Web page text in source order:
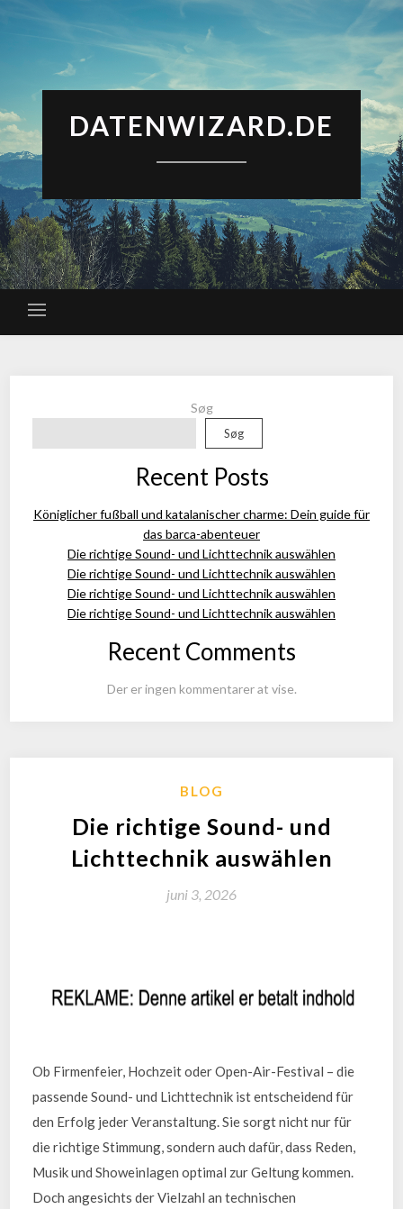
DATENWIZARD.DE
Søg
Søg
Recent Posts
Königlicher fußball und katalanischer charme: Dein guide für
das barca-abenteuer
Die richtige Sound- und Lichttechnik auswählen
Die richtige Sound- und Lichttechnik auswählen
Die richtige Sound- und Lichttechnik auswählen
Die richtige Sound- und Lichttechnik auswählen
Recent Comments
Der er ingen kommentarer at vise.
BLOG
Die richtige Sound- und
Lichttechnik auswählen
juni 3, 2026
Ob Firmenfeier, Hochzeit oder Open-Air-Festival – die
passende Sound- und Lichttechnik ist entscheidend für
den Erfolg jeder Veranstaltung. Sie sorgt nicht nur für
die richtige Stimmung, sondern auch dafür, dass Reden,
Musik und Showeinlagen optimal zur Geltung kommen.
Doch angesichts der Vielzahl an technischen